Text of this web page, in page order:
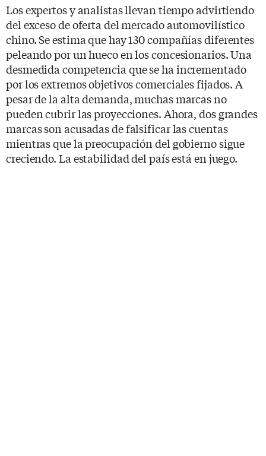
Los expertos y analistas llevan tiempo advirtiendo
del exceso de oferta del mercado automovilístico
chino. Se estima que hay 130 compañías diferentes
peleando por un hueco en los concesionarios. Una
desmedida competencia que se ha incrementado
por los extremos objetivos comerciales fijados. A
pesar de la alta demanda, muchas marcas no
pueden cubrir las proyecciones. Ahora, dos grandes
marcas son acusadas de falsificar las cuentas
mientras que la preocupación del gobierno sigue
creciendo. La estabilidad del país está en juego.